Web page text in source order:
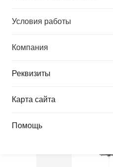
Условия работы
Компания
Реквизиты
Карта сайта
Помощь
К М/ФИГУРА
в